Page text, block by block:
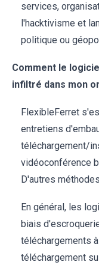
services,
l'hacktivisme et
politique ou
Comment le
infiltré dans mon
FlexibleFerret
entretiens
téléchargement/
vidéoconférence
D'autres
En général, les
biais
téléchargements
téléchargement